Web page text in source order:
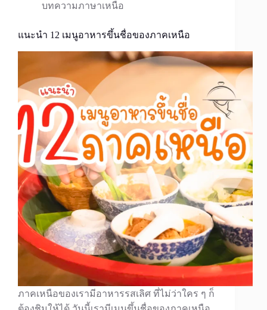
บทความภาษาเหนือ
แนะนำ 12 เมนูอาหารขึ้นชื่อของภาคเหนือ
ภาคเหนือของเรามีอาหารรสเลิศ ที่ไม่ว่าใคร ๆ ก็